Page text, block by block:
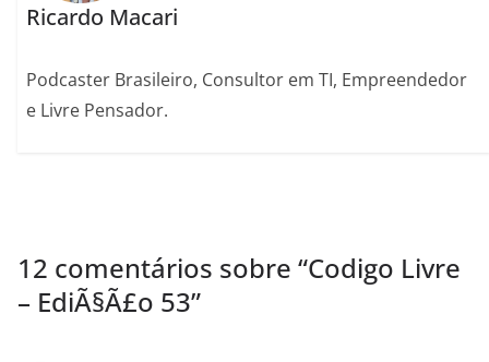
Ricardo Macari
Podcaster Brasileiro, Consultor em TI, Empreendedor
e Livre Pensador.
12 comentários sobre “Codigo Livre
– EdiÃ§Ã£o 53”